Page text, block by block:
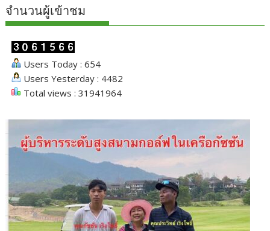
จำนวนผู้เข้าชม
Users Today : 654
Users Yesterday : 4482
Total views : 31941964